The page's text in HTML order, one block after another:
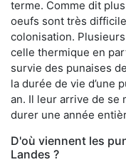
terme. Comme dit
oeufs sont très
colonisation.
celle thermique en
survie des punaises
la durée de vie d’une
an. Il leur arrive de se
durer une année
D'où viennent les
Landes ?